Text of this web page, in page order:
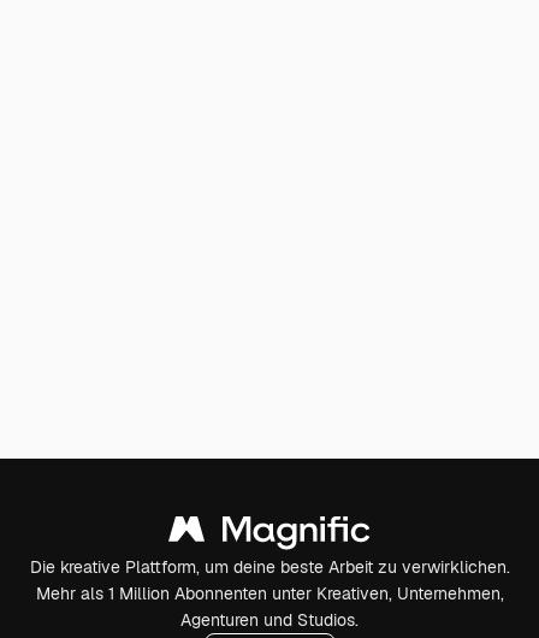
Die kreative Plattform, um deine beste Arbeit zu verwirklichen.
Mehr als 1 Million Abonnenten unter Kreativen, Unternehmen,
Agenturen und Studios.